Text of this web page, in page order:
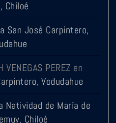
Chiloé
San José Carpintero,
VENEGAS PEREZ en
Vodudahue
Natividad de María de
Chiloé